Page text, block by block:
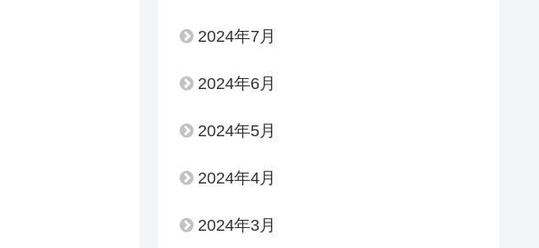
2024年7月
2024年6月
2024年5月
2024年4月
2024年3月